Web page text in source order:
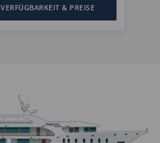
VERFÜGBARKEIT & PREISE